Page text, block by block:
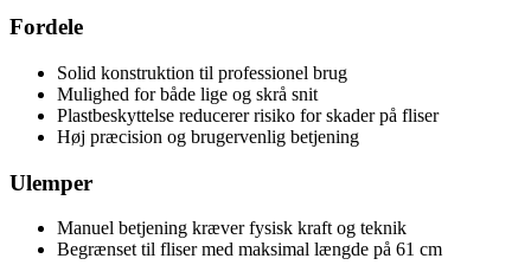
Fordele
Solid konstruktion til professionel brug
Mulighed for både lige og skrå snit
Plastbeskyttelse reducerer risiko for skader på fliser
Høj præcision og brugervenlig betjening
Ulemper
Manuel betjening kræver fysisk kraft og teknik
Begrænset til fliser med maksimal længde på 61 cm